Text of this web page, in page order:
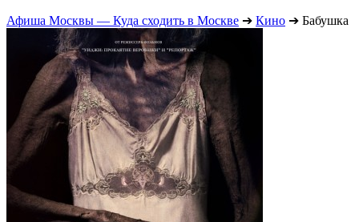
Афиша Москвы — Куда сходить в Москве ➔ Кино ➔ Бабушка